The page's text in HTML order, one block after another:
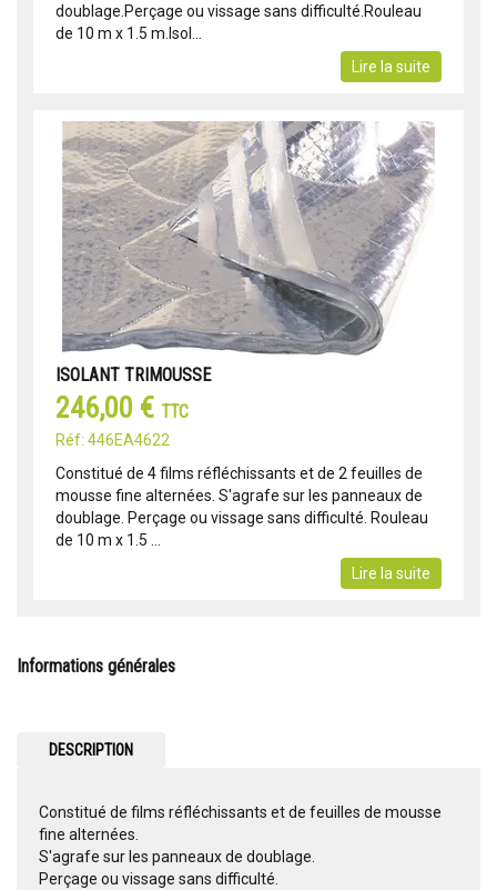
doublage.Perçage ou vissage sans difficulté.Rouleau
de 10 m x 1.5 m.Isol...
Lire la suite
ISOLANT TRIMOUSSE
246,00 € TTC
Réf: 446EA4622
Constitué de 4 films réfléchissants et de 2 feuilles de
mousse fine alternées. S'agrafe sur les panneaux de
doublage. Perçage ou vissage sans difficulté. Rouleau
de 10 m x 1.5 ...
Lire la suite
Informations générales
DESCRIPTION
Constitué de films réfléchissants et de feuilles de mousse
fine alternées.
S'agrafe sur les panneaux de doublage.
Perçage ou vissage sans difficulté.